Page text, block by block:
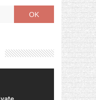
OK